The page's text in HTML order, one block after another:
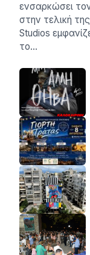
ενσαρκώσει
στην τελική
Studios
το…